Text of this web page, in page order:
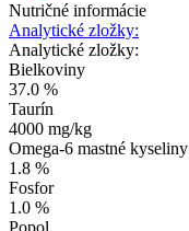
Nutričné informácie
Analytické zložky:
Analytické zložky:
Bielkoviny
37.0 %
Taurín
4000 mg/kg
Omega-6 mastné kyseliny
1.8 %
Fosfor
1.0 %